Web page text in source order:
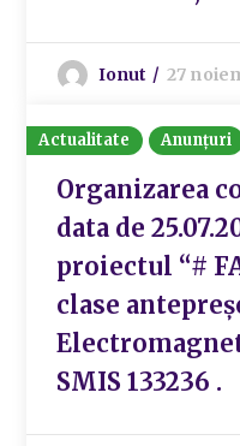
Ionut 27
Actualitate Anunțuri
Organizarea
data de
proiectul “#
clase
SMIS 133236 .